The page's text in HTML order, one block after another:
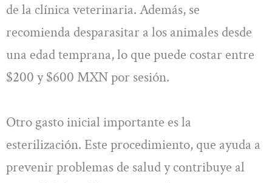
de la clínica veterinaria. Además, se
recomienda desparasitar a los animales desde
una edad temprana, lo que puede costar entre
$200 y $600 MXN por sesión.
Otro gasto inicial importante es la
esterilización. Este procedimiento, que ayuda a
prevenir problemas de salud y contribuye al